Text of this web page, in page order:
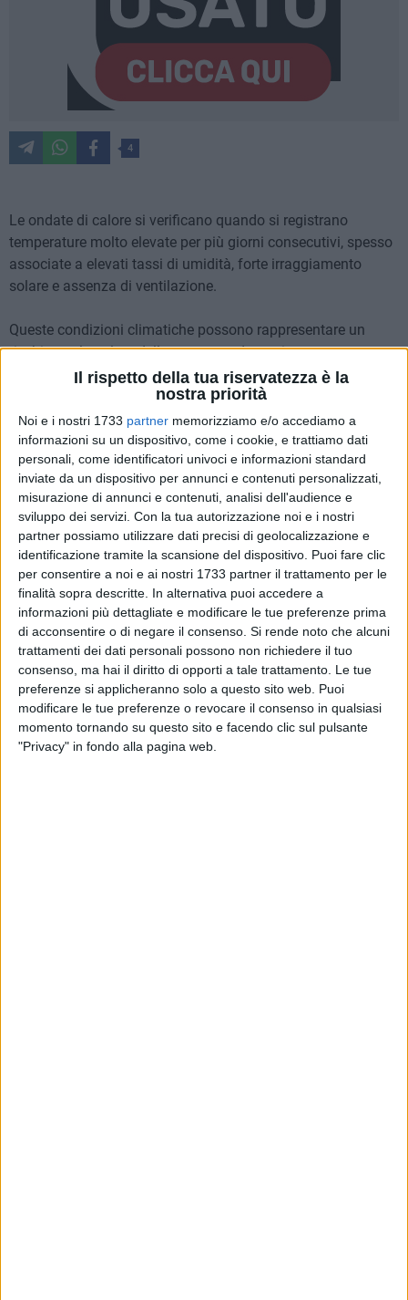
Il rispetto della tua riservatezza è la
nostra priorità
Noi e i nostri 1733 partner memorizziamo e/o accediamo a
informazioni su un dispositivo, come i cookie, e trattiamo dati
personali, come identificatori univoci e informazioni standard
inviate da un dispositivo per annunci e contenuti personalizzati,
misurazione di annunci e contenuti, analisi dell'audience e
sviluppo dei servizi. Con la tua autorizzazione noi e i nostri
partner possiamo utilizzare dati precisi di geolocalizzazione e
identificazione tramite la scansione del dispositivo. Puoi fare clic
per consentire a noi e ai nostri 1733 partner il trattamento per le
finalità sopra descritte. In alternativa puoi accedere a
informazioni più dettagliate e modificare le tue preferenze prima
di acconsentire o di negare il consenso. Si rende noto che alcuni
trattamenti dei dati personali possono non richiedere il tuo
consenso, ma hai il diritto di opporti a tale trattamento. Le tue
preferenze si applicheranno solo a questo sito web. Puoi
modificare le tue preferenze o revocare il consenso in qualsiasi
momento tornando su questo sito e facendo clic sul pulsante
"Privacy" in fondo alla pagina web.
4
Le ondate di calore si verificano quando si registrano
temperature molto elevate per più giorni consecutivi, spesso
associate a elevati tassi di umidità, forte irraggiamento
solare e assenza di ventilazione.
Queste condizioni climatiche possono rappresentare un
rischio per la salute delle persone e determinare un
aggravamento delle condizioni di salute di coloro che hanno
patologie croniche preesistenti.
Nell'ambito del Sistema operativo nazionale di previsione e
prevenzione degli effetti del caldo sulla salute, coordinato
dal Ministero, sono elaborati dal Dipartimento di
Epidemiologia della Regione Lazio i bollettini giornalieri sulle
ondate di calore, pubblicati dal lunedì al venerdì, a partire da
metà maggio fino a metà settembre.
Livelli di rischio
A seconda delle condizioni meteorologiche e dei pericoli per
la salute della popolazione sono stati individuati quattro
livelli di rischio, a cui sono associati specifici consigli.
Livello 0 - Condizioni meteorologiche che non
comportano rischi per la salute
Livello 1 - Condizioni meteorologiche che determinano
uno stato di pre-allerta